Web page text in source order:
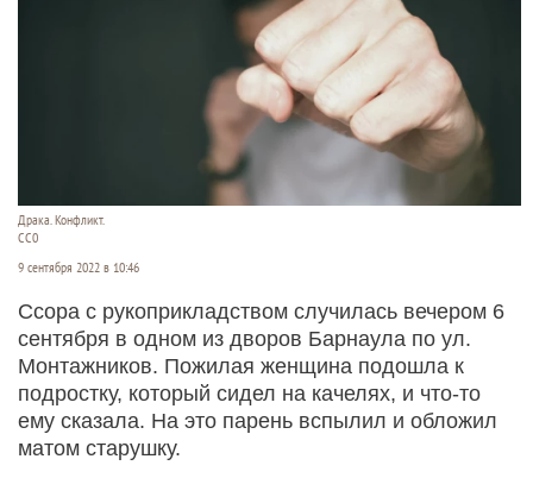
Драка. Конфликт.
CC0
9 сентября 2022 в 10:46
Ссора с рукоприкладством случилась вечером 6
сентября в одном из дворов Барнаула по ул.
Монтажников. Пожилая женщина подошла к
подростку, который сидел на качелях, и что-то
ему сказала. На это парень вспылил и обложил
матом старушку.